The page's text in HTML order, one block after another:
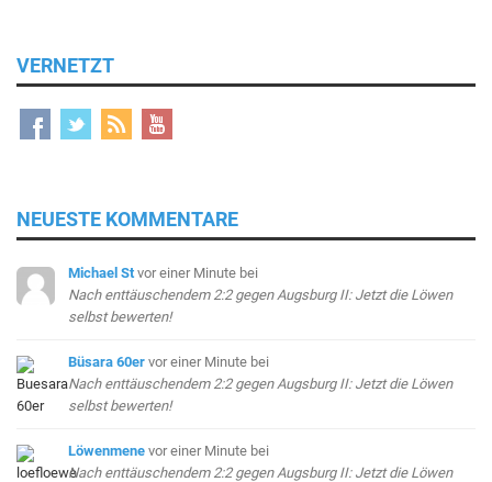
VERNETZT
NEUESTE KOMMENTARE
Michael St vor einer Minute bei
Nach enttäuschendem 2:2 gegen Augsburg II: Jetzt die Löwen
selbst bewerten!
Büsara 60er vor einer Minute bei
Nach enttäuschendem 2:2 gegen Augsburg II: Jetzt die Löwen
selbst bewerten!
Löwenmene vor einer Minute bei
Nach enttäuschendem 2:2 gegen Augsburg II: Jetzt die Löwen